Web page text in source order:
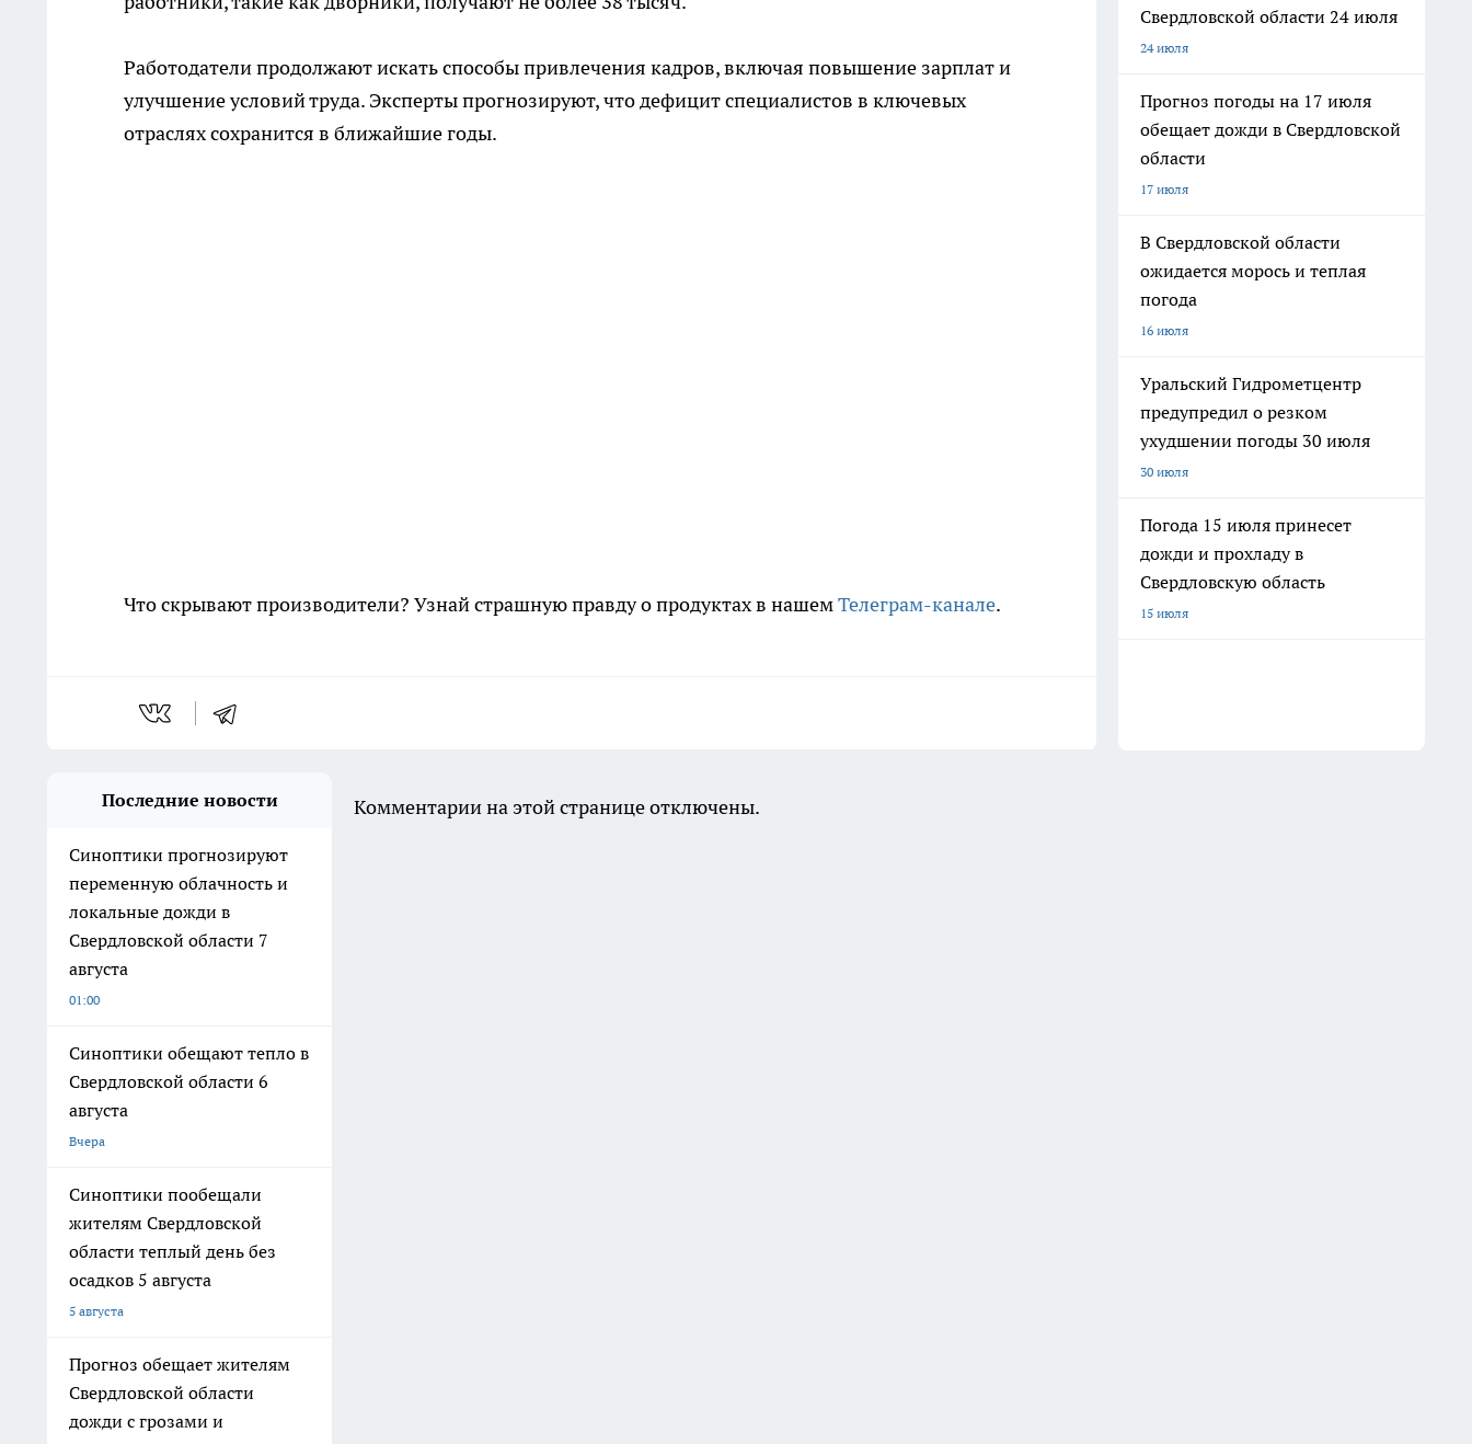
Работодатели продолжают искать способы привлечения кадров, включая повышение зарплат и
улучшение условий труда. Эксперты прогнозируют, что дефицит специалистов в ключевых
отраслях сохранится в ближайшие годы.
Что скрывают производители? Узнай страшную правду о продуктах в нашемТелеграм-канале.
Свердловской области 24 июля
24 июля
Прогноз погоды на 17 июля
обещает дожди в Свердловской
области
17 июля
В Свердловской области
ожидается морось и теплая
погода
16 июля
Уральский Гидрометцентр
предупредил о резком
ухудшении погоды 30 июля
30 июля
Погода 15 июля принесет
дожди и прохладу в
Свердловскую область
15 июля
Последние новости
Синоптики прогнозируют
переменную облачность и
локальные дожди в
Свердловской области 7
августа
01:00
Синоптики обещают тепло в
Свердловской области 6
августа
Вчера
Синоптики пообещали
жителям Свердловской
области теплый день без
осадков 5 августа
5 августа
Прогноз обещает жителям
Свердловской области
дожди с грозами и
Комментарии на этой странице отключены.